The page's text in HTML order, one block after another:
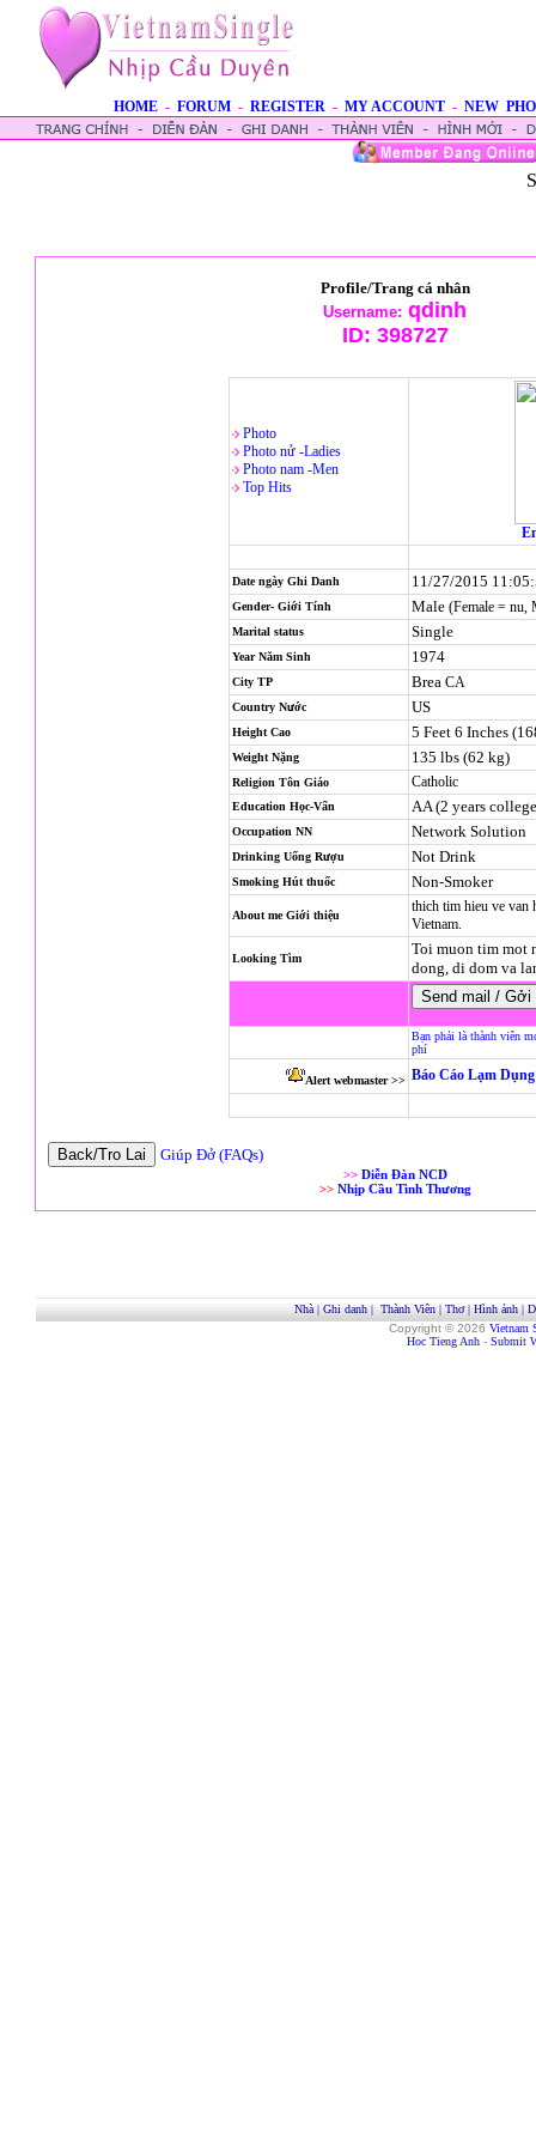
HOME - FORUM - REGISTER - MY ACCOUNT - NEW
Profile/Trang cá nhân
Username: qdinh
ID: 398727
Photo
Photo nử -Ladies
Photo nam -Men
Top Hits
Date ngày Ghi Danh 11/27/2015
Gender- Giới Tính Male (Female = nu,
Marital status Single
Year Năm Sinh 1974
City TP Brea CA
Country Nước US
Height Cao 5 Feet 6 Inches
Weight Nặng 135 lbs (62 kg)
Religion Tôn Giáo Catholic
Education Học-Vấn AA (2 years
Occupation NN Network Solution
Drinking Uống Rượu Not Drink
Smoking Hút thuốc Non-Smoker
About me Giới thiệu
thich tim hieu ve van
Vietnam.
Looking Tìm
Toi muon tim mot
dong, di dom va
Bạn phải là thành viên
phí
Alert webmaster >> Báo Cáo Lạm
Giúp Đở (FAQs)
>> Diễn Đàn NCD
>> Nhịp Cầu Tình Thương
Nhà| Ghi danh| Thành Viên| Thơ| Hình ảnh|
Copyright © 2026 Vietnam
Hoc Tieng Anh - Submit